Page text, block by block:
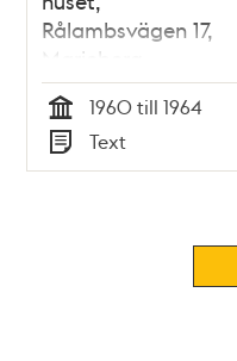
Rålambsvägen 17,
Marieberg
(Trängkåren 7)
Tid
1960 till 1964
Typ
Text